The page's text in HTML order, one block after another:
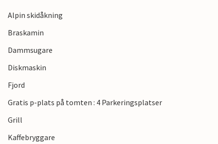
som dessa städer har att erbjuda rekommenderas också.
Alpin skidåkning
Braskamin
Dammsugare
Diskmaskin
Fjord
Gratis p-plats på tomten : 4 Parkeringsplatser
Grill
Kaffebryggare